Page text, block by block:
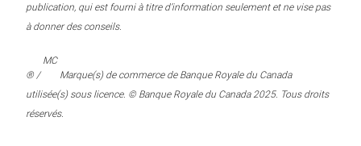
publication, qui est fourni à titre d’information seulement et ne vise pas
à donner des conseils.
® /
MC
Marque(s) de commerce de Banque Royale du Canada
utilisée(s) sous licence. © Banque Royale du Canada 2025. Tous droits
réservés.